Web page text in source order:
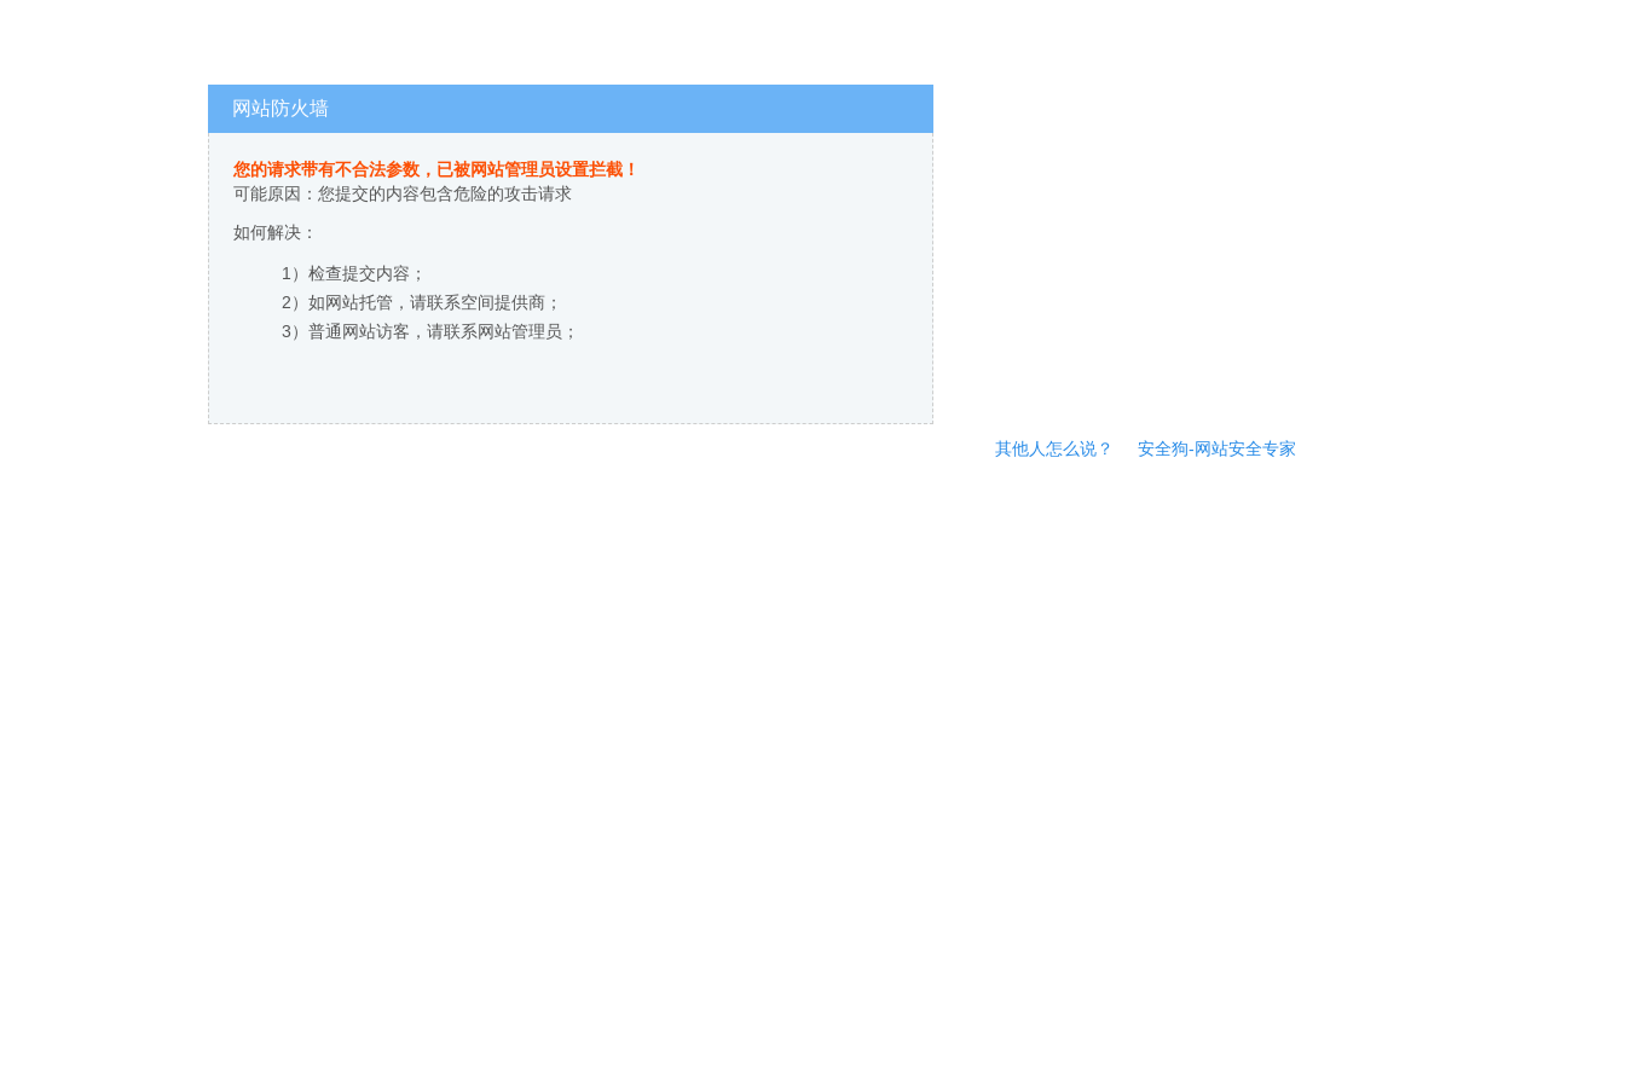
网站防火墙
您的请求带有不合法参数，已被网站管理员设置拦截！
可能原因：您提交的内容包含危险的攻击请求
如何解决：
1）检查提交内容；
2）如网站托管，请联系空间提供商；
3）普通网站访客，请联系网站管理员；
其他人怎么说？ 安全狗-网站安全专家